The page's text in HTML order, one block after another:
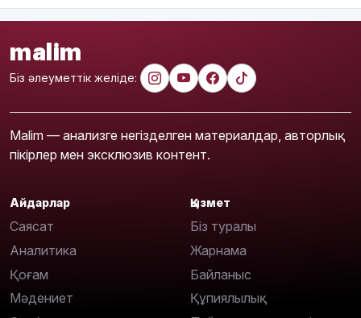
malim
Біз әлеуметтік желіде:
Malim — анализге негізделген материалдар, авторлық
пікірлер мен эксклюзив контент.
Айдарлар
Саясат
Аналитика
Қоғам
Мәдениет
Қызмет
Біз туралы
Жарнама
Байланыс
Құпиялылық